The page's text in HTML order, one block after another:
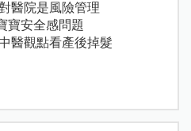
醫院是風險管理
寶安全感問題
醫觀點看產後掉髮